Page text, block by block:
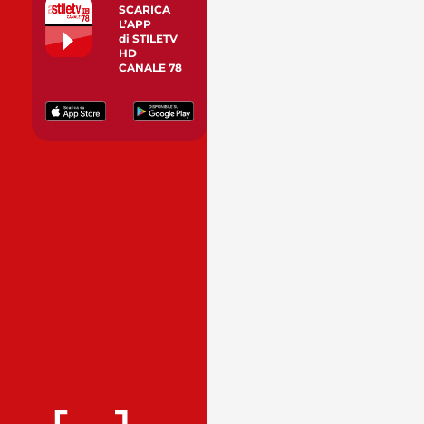
SCARICA
L’APP
di STILETV
HD
CANALE 78